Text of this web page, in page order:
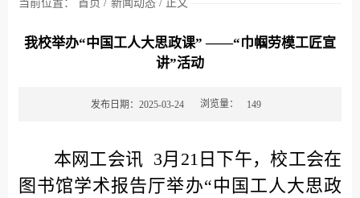
当前位置： 首页 / 新闻动态 / 正文
我校举办“中国工人大思政课” ——“巾帼劳模工匠宣
讲”活动
发布日期：2025-03-24 浏览量： 149
本网工会讯 3月21日下午，校工会在
图书馆学术报告厅举办“中国工人大思政